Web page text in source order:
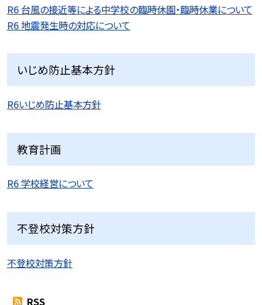
R6 台風の接近等による中学校の臨時休園・臨時休業について
R6 地震発生時の対応について
いじめ防止基本方針
R6いじめ防止基本方針
教育計画
R6 学校経営について
不登校対策方針
不登校対策方針
RSS